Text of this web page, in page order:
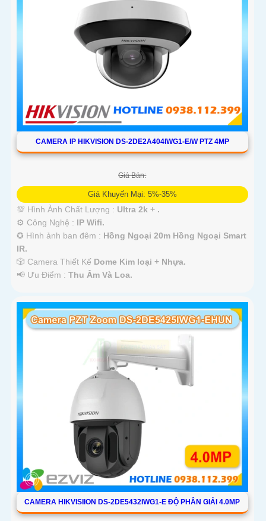
CAMERA IP HIKVISION DS-2DE2A404IWG1-E/W PTZ 4MP
Giá Bán:
Giá Khuyến Mại: 5%-35%
💯 Hình Ành Chất Lượng : Ultra 2k + .
⚙ Công Nghệ : IP Wifi.
✪ Hình ảnh ban đêm : Hồng Ngoại 20m Hồng Ngoại Smart
IR.
🎲 Camera Thiết Kế Dome Kim loại + Nhựa.
️📢 Ưu Điểm : Thu Âm Và Loa.
CAMERA HIKVISIION DS-2DE5432IWG1-E ĐỘ PHÂN GIẢI 4.0MP